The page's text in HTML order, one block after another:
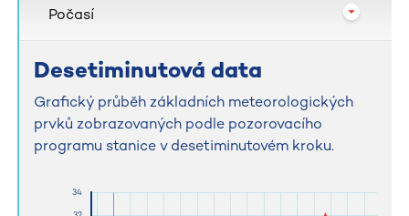
Počasí
Desetiminutová data
Grafický průběh základních meteorologických
prvků zobrazovaných podle pozorovacího
programu stanice v desetiminutovém kroku.